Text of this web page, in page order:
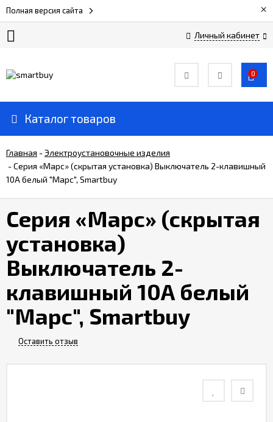
Полная версия сайта ×
Личный кабинет
Прайс-
Доставка
и
оплата
Контакты
Отзывы
0
Каталог товаров
Главная -Электроустановочные изделия
-Серия «Марс» (скрытая установка) Выключатель 2-клавишный
10А белый "Марс", Smartbuy
Серия «Марс» (скрытая
установка)
Выключатель 2-
клавишный 10А белый
"Марс", Smartbuy
Оставить отзыв